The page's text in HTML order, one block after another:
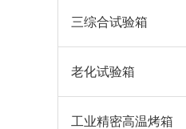
三综合试验箱
老化试验箱
工业精密高温烤箱